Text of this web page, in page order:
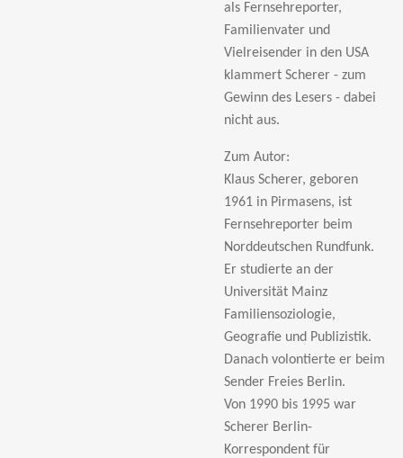
als Fernsehreporter,
Familienvater und
Vielreisender in den USA
klammert Scherer - zum
Gewinn des Lesers - dabei
nicht aus.
Zum Autor:
Klaus Scherer, geboren
1961 in Pirmasens, ist
Fernsehreporter beim
Norddeutschen Rundfunk.
Er studierte an der
Universität Mainz
Familiensoziologie,
Geografie und Publizistik.
Danach volontierte er beim
Sender Freies Berlin.
Von 1990 bis 1995 war
Scherer Berlin-
Korrespondent für